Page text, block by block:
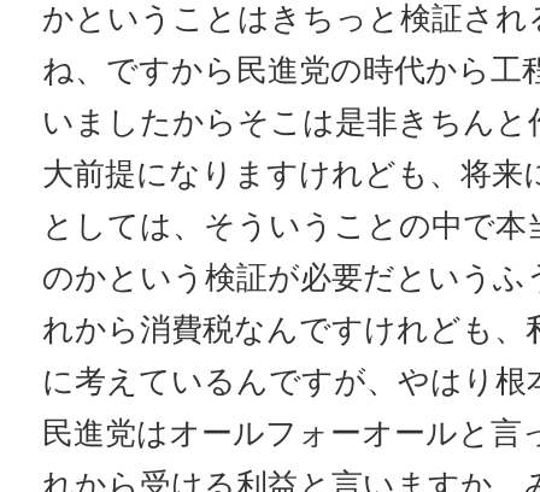
かということはきちっと検証さ
ね、ですから民進党の時代から工
いましたからそこは是非きちん
大前提になりますけれども、将来
としては、そういうことの中で
のかという検証が必要だというふ
れから消費税なんですけれども、
に考えているんですが、やはり根
民進党はオールフォーオールと言
れから受ける利益と言いますか、